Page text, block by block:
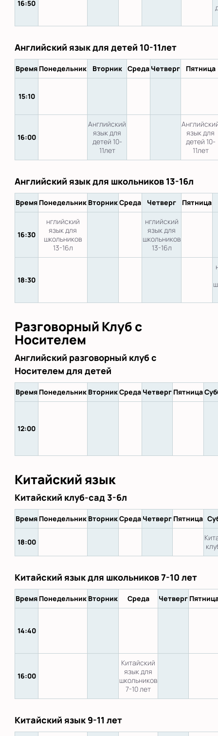
16:50
Английский язык для детей 10-11лет
Время Понедельник Вторник Среда Четверг Пятница
15:10
16:00
Английский
язык для
детей 10-
11лет
язык для
детей 10-
11лет
Английский язык для школьников 13-16л
Время Понедельник ВторникСреда Четверг Пятница
16:30
нглийский
язык для
школьников
13-16л
нглийский
язык для
школьников
13-16л
18:30
Разговорный Клуб с
Носителем
Английский разговорный клуб с
Носителем для детей
Время Понедельник ВторникСреда Четверг Пятница
12:00
Китайский язык
Китайский клуб-сад 3-6л
Время Понедельник ВторникСреда Четверг Пятница
18:00
Китайский язык для школьников 7-10 лет
Время Понедельник Вторник Среда Четверг
14:40
16:00
Китайский
язык для
школьников
7-10 лет
Китайский язык 9-11 лет